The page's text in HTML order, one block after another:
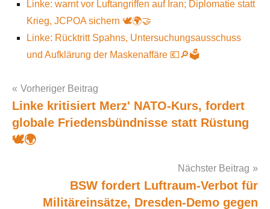
Linke: warnt vor Luftangriffen auf Iran; Diplomatie statt
Krieg, JCPOA sichern 🕊️🌍🤝
Linke: Rücktritt Spahns, Untersuchungsausschuss
und Aufklärung der Maskenaffäre 💶🔎🗳
Post
navigation
Vorheriger Beitrag
Linke kritisiert Merz' NATO-Kurs, fordert
globale Friedensbündnisse statt Rüstung
🕊️🌍
Nächster Beitrag
BSW fordert Luftraum-Verbot für
Militäreinsätze, Dresden-Demo gegen